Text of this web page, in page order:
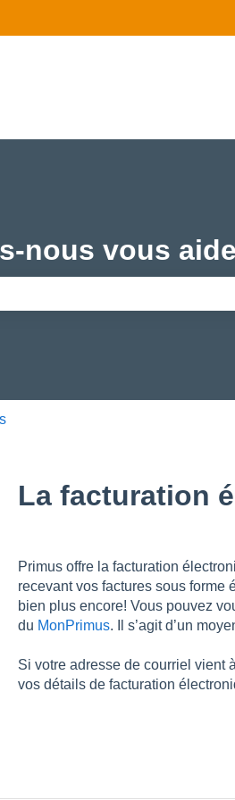
nous vous
La facturation
Primus offre la facturation
recevant vos factures sous forme
bien plus encore! Vous pouvez
du MonPrimus. Il s’agit d’un
Si votre adresse de courriel vient
vos détails de facturation